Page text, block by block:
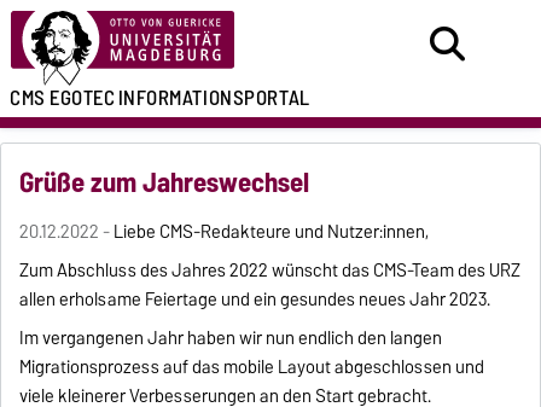
CMS EGOTECINFORMATIONSPORTAL
Grüße zum Jahreswechsel
20.12.2022 -Liebe CMS-Redakteure und Nutzer:innen,
Zum Abschluss des Jahres 2022 wünscht das CMS-Team des URZ
allen erholsame Feiertage und ein gesundes neues Jahr 2023.
Im vergangenen Jahr haben wir nun endlich den langen
Migrationsprozess auf das mobile Layout abgeschlossen und
viele kleinerer Verbesserungen an den Start gebracht.